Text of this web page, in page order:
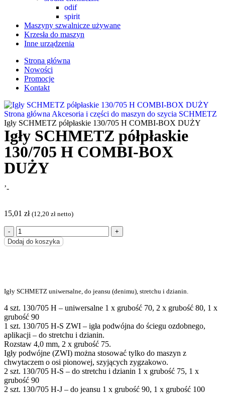
odif
spirit
Maszyny szwalnicze używane
Krzesła do maszyn
Inne urządzenia
Strona główna
Nowości
Promocje
Kontakt
Strona główna Akcesoria i części do maszyn do szycia SCHMETZ
Igły SCHMETZ półpłaskie 130/705 H COMBI-BOX DUŻY
Igły SCHMETZ półpłaskie
130/705 H COMBI-BOX
DUŻY
’-
15,01 zł (12,20 zł netto)
Dodaj do koszyka
Igły SCHMETZ uniwersalne, do jeansu (denimu), stretchu i dzianin.
4 szt. 130/705 H – uniwersalne 1 x grubość 70, 2 x grubość 80, 1 x
grubość 90
1 szt. 130/705 H-S ZWI – igła podwójna do ściegu ozdobnego,
aplikacji – do stretchu i dzianin.
Rozstaw 4,0 mm, 2 x grubość 75.
Igły podwójne (ZWI) można stosować tylko do maszyn z
chwytaczem o osi pionowej, szyjących zygzakowo.
2 szt. 130/705 H-S – do stretchu i dzianin 1 x grubość 75, 1 x
grubość 90
2 szt. 130/705 H-J – do jeansu 1 x grubość 90, 1 x grubość 100